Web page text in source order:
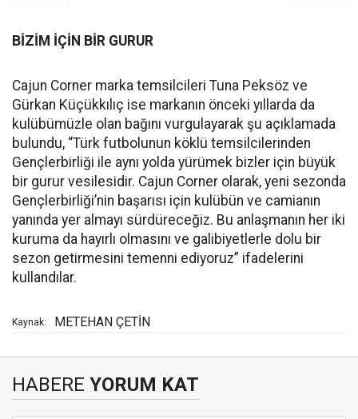
BİZİM İÇİN BİR GURUR
Cajun Corner marka temsilcileri Tuna Peksöz ve
Gürkan Küçükkılıç ise markanın önceki yıllarda da
kulübümüzle olan bağını vurgulayarak şu açıklamada
bulundu, “Türk futbolunun köklü temsilcilerinden
Gençlerbirliği ile aynı yolda yürümek bizler için büyük
bir gurur vesilesidir. Cajun Corner olarak, yeni sezonda
Gençlerbirliği’nin başarısı için kulübün ve camianın
yanında yer almayı sürdüreceğiz. Bu anlaşmanın her iki
kuruma da hayırlı olmasını ve galibiyetlerle dolu bir
sezon getirmesini temenni ediyoruz” ifadelerini
kullandılar.
Kaynak: METEHAN ÇETİN
HABERE YORUM KAT